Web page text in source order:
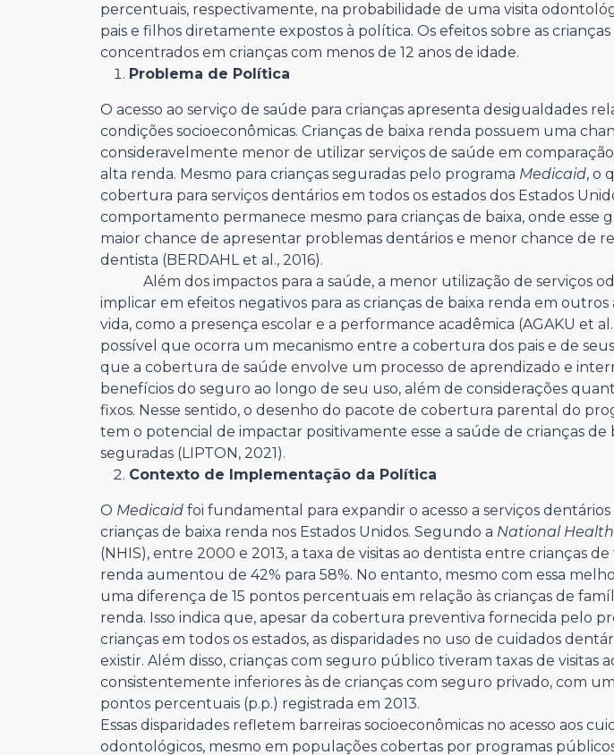
percentuais, respectivamente, na probabilidade de uma visita
pais e filhos diretamente expostos à política. Os efeitos sobre as
concentrados em crianças com menos de 12 anos de idade.
Problema de Política
O acesso ao serviço de saúde para crianças apresenta desigualdades
condições socioeconômicas. Crianças de baixa renda possuem uma
consideravelmente menor de utilizar serviços de saúde em comparação
alta renda. Mesmo para crianças seguradas pelo programa Medicaid, o
cobertura para serviços dentários em todos os estados dos Estados
comportamento permanece mesmo para crianças de baixa, onde esse
maior chance de apresentar problemas dentários e menor chance de
dentista (BERDAHL et al., 2016).
Além dos impactos para a saúde, a menor utilização de serviços
implicar em efeitos negativos para as crianças de baixa renda em outros
vida, como a presença escolar e a performance acadêmica (AGAKU et al.,
possível que ocorra um mecanismo entre a cobertura dos pais e de
que a cobertura de saúde envolve um processo de aprendizado e
benefícios do seguro ao longo de seu uso, além de considerações
fixos. Nesse sentido, o desenho do pacote de cobertura parental do
tem o potencial de impactar positivamente esse a saúde de crianças de
seguradas (LIPTON, 2021).
Contexto de Implementação da Política
O Medicaid foi fundamental para expandir o acesso a serviços
crianças de baixa renda nos Estados Unidos. Segundo a National
(NHIS), entre 2000 e 2013, a taxa de visitas ao dentista entre crianças de
renda aumentou de 42% para 58%. No entanto, mesmo com essa
uma diferença de 15 pontos percentuais em relação às crianças de
renda. Isso indica que, apesar da cobertura preventiva fornecida pelo
crianças em todos os estados, as disparidades no uso de cuidados
existir. Além disso, crianças com seguro público tiveram taxas de visitas
consistentemente inferiores às de crianças com seguro privado, com
pontos percentuais (p.p.) registrada em 2013.
Essas disparidades refletem barreiras socioeconômicas no acesso aos
odontológicos, mesmo em populações cobertas por programas